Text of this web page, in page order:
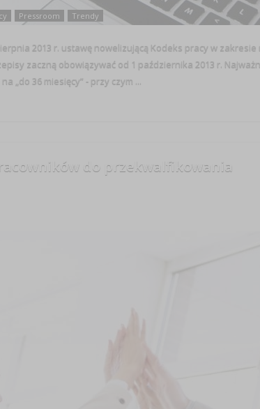
Pressroom Trendy
2013 r. ustawę nowelizującą Kodeks pracy w
zaczną obowiązywać od 1 października 2013 r.
„do 36 miesięcy” - przy czym ...
do przekwalfikowania